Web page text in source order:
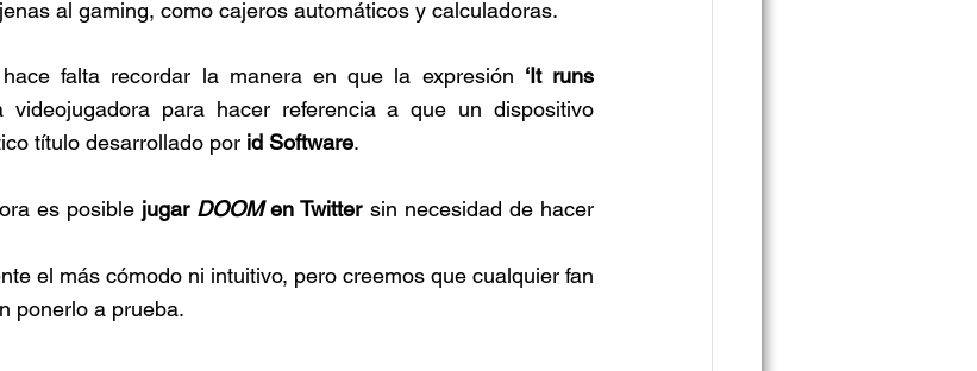
al gaming, como cajeros automáticos y calculadoras.
falta recordar la manera en que la expresión ‘It runs
para hacer referencia a que un dispositivo
título desarrollado por id Software.
es posible jugar DOOM en Twitter sin necesidad de hacer
el más cómodo ni intuitivo, pero creemos que cualquier fan
ponerlo a prueba.